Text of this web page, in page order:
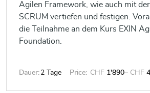
Agilen Framework, wie auch mit
SCRUM vertiefen und festigen.
die Teilnahme an dem Kurs EXIN
Foundation.
Dauer: 2 Tage Price: CHF 1'890– CHF